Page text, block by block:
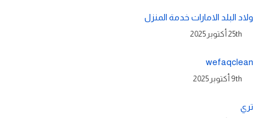
ولاد البلد الامارات خدمة المنزل
25th أكتوبر 2025
wefaqclean
9th أكتوبر 2025
تري